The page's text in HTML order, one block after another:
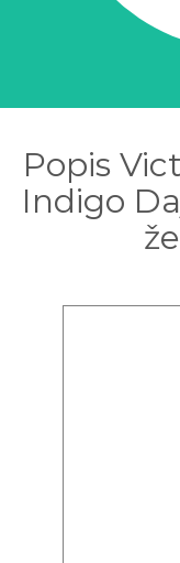
Popis
Indigo